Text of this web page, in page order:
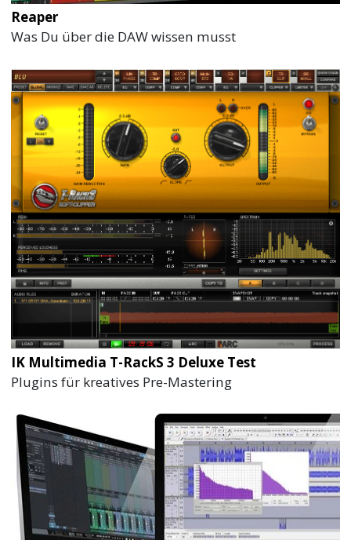
Reaper
Was Du über die DAW wissen musst
IK Multimedia T-RackS 3 Deluxe Test
Plugins für kreatives Pre-Mastering